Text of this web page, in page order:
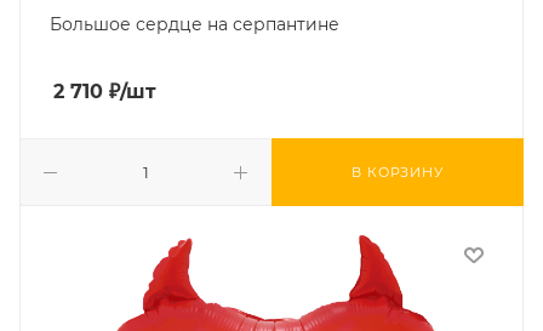
Большое сердце на серпантине
2 710 ₽/шт
В КОРЗИНУ